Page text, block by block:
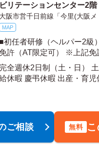
ビリテーションセンター2階
大阪市営千日前線「今里(大阪
MAP
■初任者研修（ヘルパー2級
免許（AT限定可） ※上記免
や未経験の方も歓迎です
完全週休2日制（土・日）
休暇 慶弔休暇 出産・育児
ご相談 無料